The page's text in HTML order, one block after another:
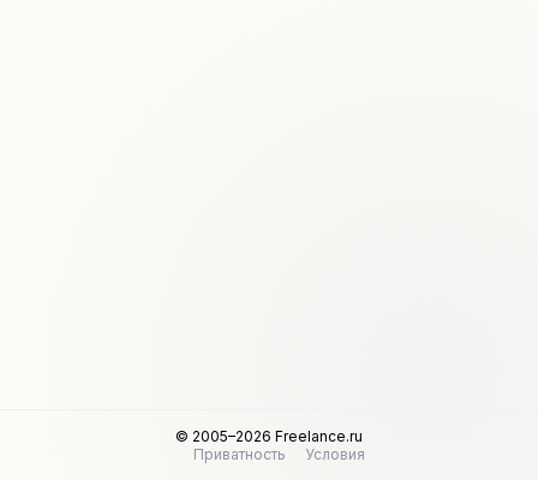
© 2005–2026 Freelance.ru
Приватность
Условия